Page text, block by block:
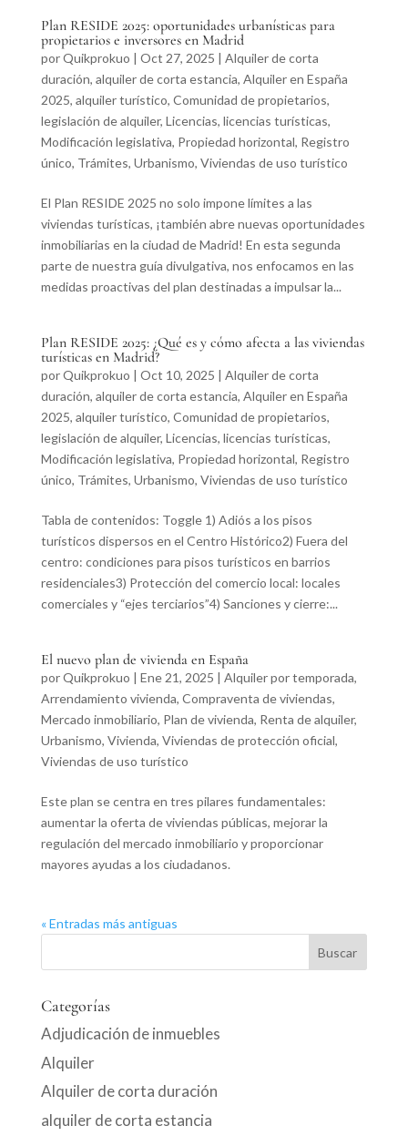
Plan RESIDE 2025: oportunidades urbanísticas para
propietarios e inversores en Madrid
porQuikprokuo | Oct 27, 2025 | Alquiler de corta
duración, alquiler de corta estancia, Alquiler en España
2025, alquiler turístico, Comunidad de propietarios,
legislación de alquiler, Licencias, licencias turísticas,
Modificación legislativa, Propiedad horizontal, Registro
único, Trámites, Urbanismo, Viviendas de uso turístico
El Plan RESIDE 2025 no solo impone límites a las
viviendas turísticas, ¡también abre nuevas oportunidades
inmobiliarias en la ciudad de Madrid! En esta segunda
parte de nuestra guía divulgativa, nos enfocamos en las
medidas proactivas del plan destinadas a impulsar la...
Plan RESIDE 2025: ¿Qué es y cómo afecta a las viviendas
turísticas en Madrid?
porQuikprokuo | Oct 10, 2025 | Alquiler de corta
duración, alquiler de corta estancia, Alquiler en España
2025, alquiler turístico, Comunidad de propietarios,
legislación de alquiler, Licencias, licencias turísticas,
Modificación legislativa, Propiedad horizontal, Registro
único, Trámites, Urbanismo, Viviendas de uso turístico
Tabla de contenidos: Toggle 1) Adiós a los pisos
turísticos dispersos en el Centro Histórico2) Fuera del
centro: condiciones para pisos turísticos en barrios
residenciales3) Protección del comercio local: locales
comerciales y “ejes terciarios”4) Sanciones y cierre:...
El nuevo plan de vivienda en España
porQuikprokuo | Ene 21, 2025 | Alquiler por temporada,
Arrendamiento vivienda, Compraventa de viviendas,
Mercado inmobiliario, Plan de vivienda, Renta de alquiler,
Urbanismo, Vivienda, Viviendas de protección oficial,
Viviendas de uso turístico
Este plan se centra en tres pilares fundamentales:
aumentar la oferta de viviendas públicas, mejorar la
regulación del mercado inmobiliario y proporcionar
mayores ayudas a los ciudadanos.
« Entradas más antiguas
Categorías
Adjudicación de inmuebles
Alquiler
Alquiler de corta duración
alquiler de corta estancia